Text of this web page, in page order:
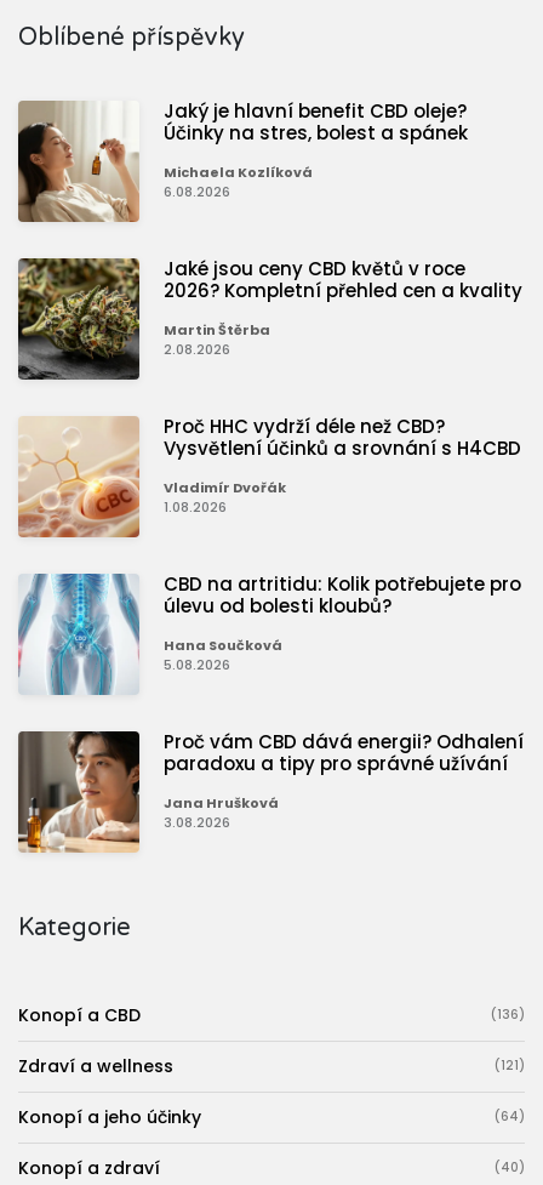
Oblíbené příspěvky
Jaký je hlavní benefit CBD oleje?
Účinky na stres, bolest a spánek
Michaela Kozlíková
6.08.2026
Jaké jsou ceny CBD květů v roce
2026? Kompletní přehled cen a kvality
Martin Štěrba
2.08.2026
Proč HHC vydrží déle než CBD?
Vysvětlení účinků a srovnání s H4CBD
Vladimír Dvořák
1.08.2026
CBD na artritidu: Kolik potřebujete pro
úlevu od bolesti kloubů?
Hana Součková
5.08.2026
Proč vám CBD dává energii? Odhalení
paradoxu a tipy pro správné užívání
Jana Hrušková
3.08.2026
Kategorie
Konopí a CBD (136)
Zdraví a wellness (121)
Konopí a jeho účinky (64)
Konopí a zdraví (40)